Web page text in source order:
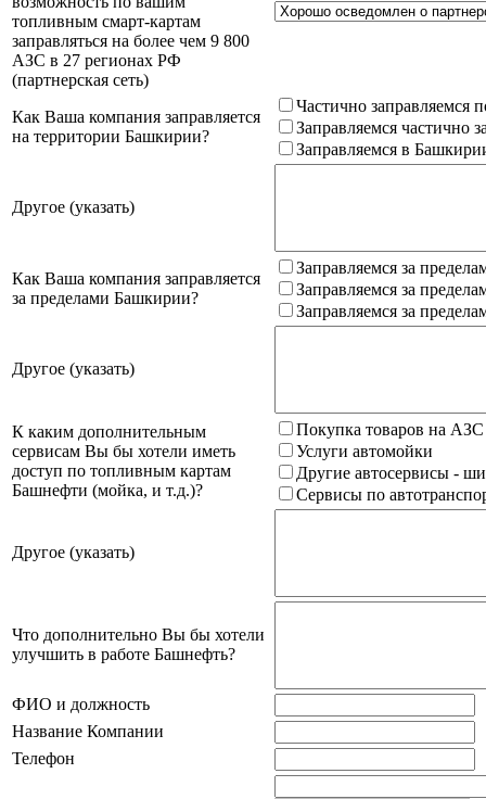
топливным смарт-картам
заправляться на более чем 9 800
АЗС в 27 регионах РФ
(партнерская сеть)
Как Ваша компания заправляется
на территории Башкирии?
Частично заправляемся
Заправляемся частично
Заправляемся в
Другое (указать)
Как Ваша компания заправляется
за пределами Башкирии?
Заправляемся за
Заправляемся за
Заправляемся за
Другое (указать)
К каким дополнительным
сервисам Вы бы хотели иметь
доступ по топливным картам
Башнефти (мойка, и т.д.)?
Покупка товаров на
Услуги автомойки
Другие автосервисы -
Сервисы по
Другое (указать)
Что дополнительно Вы бы хотели
улучшить в работе Башнефть?
ФИО и должность
Название Компании
Телефон